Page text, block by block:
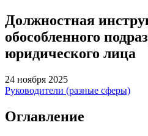
Должностная
обособленного
юридического лица
24 ноября 2025
Руководители (разные сферы)
Оглавление